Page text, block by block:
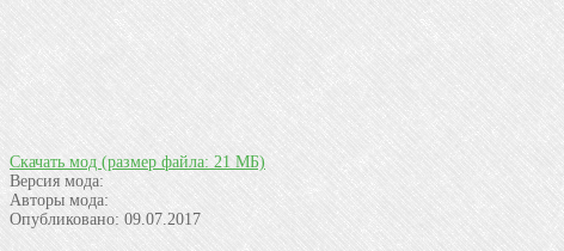
Скачать мод (размер файла: 21 МБ)
Версия мода:
Авторы мода:
Опубликовано: 09.07.2017